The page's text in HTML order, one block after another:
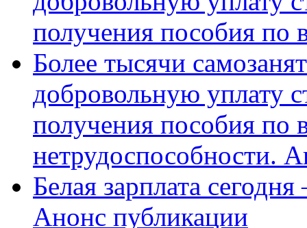
получения пособия по
Более тысячи
добровольную уплату
получения пособия по
нетрудоспособности.
Белая зарплата
Анонс публикации